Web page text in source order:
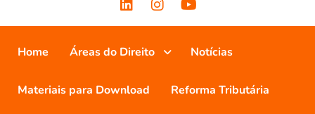
Home Áreas do Direito Notícias
Materiais para Download Reforma Tributária